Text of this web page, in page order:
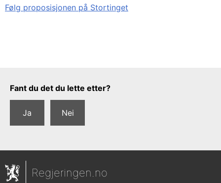
Følg proposisjonen på Stortinget
Tilbakemeldingsskjema
Fant du det du lette etter?
Ja Nei
Regjeringen.no